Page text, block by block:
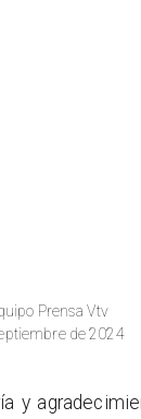
Prensa Vtv
de 2024
y